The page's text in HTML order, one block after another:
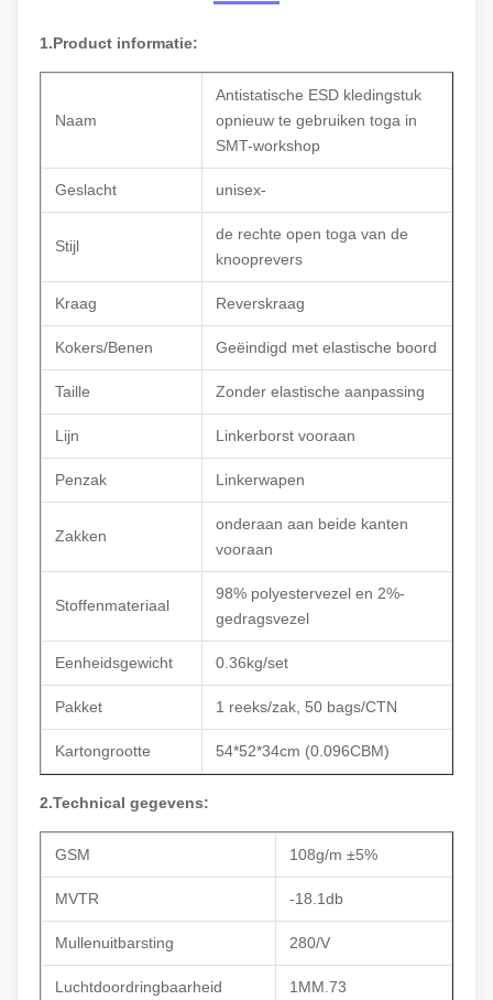
1.Product informatie:
Naam
Antistatische ESD kledingstuk
opnieuw te gebruiken toga in
SMT-workshop
Geslacht unisex-
Stijl
de rechte open toga van de
knooprevers
Kraag Reverskraag
Kokers/Benen Geëindigd met elastische boord
Taille Zonder elastische aanpassing
Lijn Linkerborst vooraan
Penzak Linkerwapen
Zakken
onderaan aan beide kanten
vooraan
Stoffenmateriaal
98% polyestervezel en 2%-
gedragsvezel
Eenheidsgewicht 0.36kg/set
Pakket 1 reeks/zak, 50 bags/CTN
Kartongrootte 54*52*34cm (0.096CBM)
2.Technical gegevens:
GSM 108g/m ±5%
MVTR -18.1db
Mullenuitbarsting 280/V
Luchtdoordringbaarheid 1MM.73